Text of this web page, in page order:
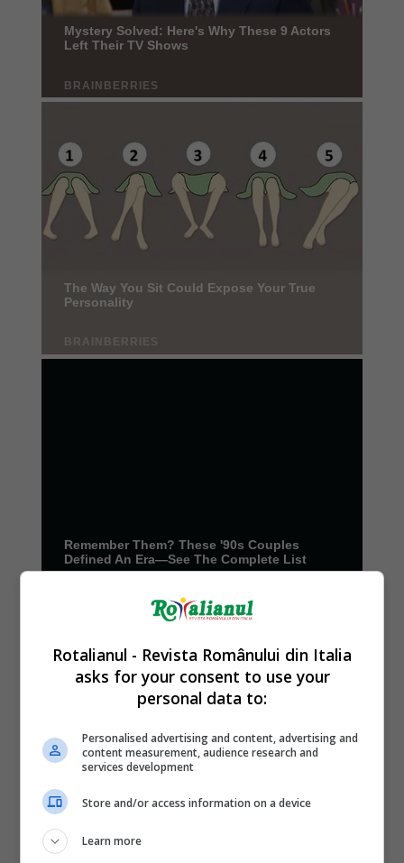
Rotalianul - Revista Românului din Italia
asks for your consent to use your
personal data to:
Personalised advertising and content, advertising and
content measurement, audience research and
services development
Store and/or access information on a device
Learn more